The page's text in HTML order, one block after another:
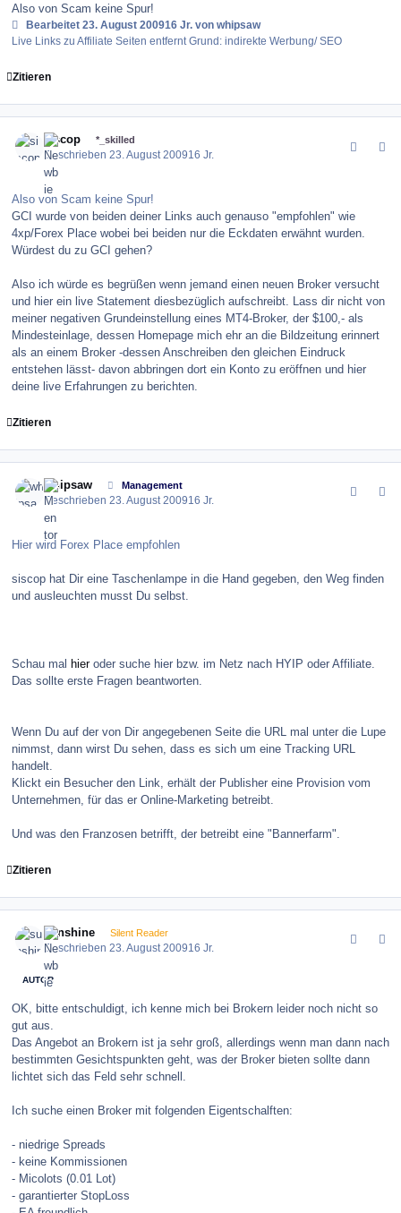
Also von Scam keine Spur!
Bearbeitet23. August 200916 Jr. von whipsaw
Live Links zu Affiliate Seiten entfernt Grund: indirekte Werbung/ SEO
Zitieren
siscop *_skilled
Geschrieben23. August 200916 Jr.
Also von Scam keine Spur!
GCI wurde von beiden deiner Links auch genauso "empfohlen" wie
4xp/Forex Place wobei bei beiden nur die Eckdaten erwähnt wurden.
Würdest du zu GCI gehen?
Also ich würde es begrüßen wenn jemand einen neuen Broker versucht
und hier ein live Statement diesbezüglich aufschreibt. Lass dir nicht von
meiner negativen Grundeinstellung eines MT4-Broker, der $100,- als
Mindesteinlage, dessen Homepage mich ehr an die Bildzeitung erinnert
als an einem Broker -dessen Anschreiben den gleichen Eindruck
entstehen lässt- davon abbringen dort ein Konto zu eröffnen und hier
deine live Erfahrungen zu berichten.
Zitieren
whipsaw Management
Geschrieben23. August 200916 Jr.
Hier wird Forex Place empfohlen
siscop hat Dir eine Taschenlampe in die Hand gegeben, den Weg finden
und ausleuchten musst Du selbst.
Schau mal hieroder suche hier bzw. im Netz nach HYIP oder Affiliate.
Das sollte erste Fragen beantworten.
Wenn Du auf der von Dir angegebenen Seite die URL mal unter die Lupe
nimmst, dann wirst Du sehen, dass es sich um eine Tracking URL
handelt.
Klickt ein Besucher den Link, erhält der Publisher eine Provision vom
Unternehmen, für das er Online-Marketing betreibt.
Und was den Franzosen betrifft, der betreibt eine "Bannerfarm".
Zitieren
sunshine Silent Reader
Geschrieben23. August 200916 Jr.
AUTOR
OK, bitte entschuldigt, ich kenne mich bei Brokern leider noch nicht so
gut aus.
Das Angebot an Brokern ist ja sehr groß, allerdings wenn man dann nach
bestimmten Gesichtspunkten geht, was der Broker bieten sollte dann
lichtet sich das Feld sehr schnell.
Ich suche einen Broker mit folgenden Eigentschalften:
- niedrige Spreads
- keine Kommissionen
- Micolots (0.01 Lot)
- garantierter StopLoss